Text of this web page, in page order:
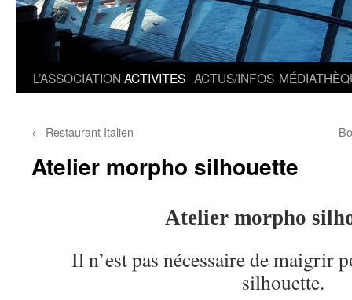
L’ASSOCIATION ACTIVITES ACTUS/INFOS
← Restaurant Italien
Atelier morpho silhouette
Atelier morpho
Il n’est pas nécessaire de maigrir
silhouette.